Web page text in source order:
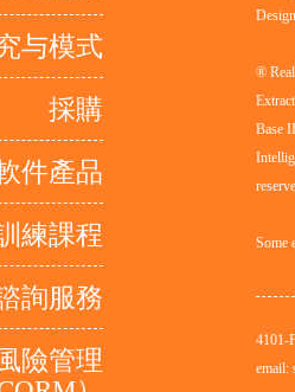
与模式
採購
件產品
練課程
詢服務
險管理
®
Base
Some
4101-
email: